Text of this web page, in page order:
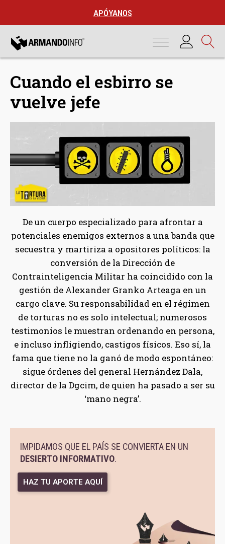
APÓYANOS
Cuando el esbirro se
vuelve jefe
De un cuerpo especializado para afrontar a
potenciales enemigos externos a una banda que
secuestra y martiriza a opositores políticos: la
conversión de la Dirección de
Contrainteligencia Militar ha coincidido con la
gestión de Alexander Granko Arteaga en un
cargo clave. Su responsabilidad en el régimen
de torturas no es solo intelectual; numerosos
testimonios le muestran ordenando en persona,
e incluso infligiendo, castigos físicos. Eso sí, la
fama que tiene no la ganó de modo espontáneo:
sigue órdenes del general Hernández Dala,
director de la Dgcim, de quien ha pasado a ser su
‘mano negra’.
IMPIDAMOS QUE EL PAÍS SE CONVIERTA EN UN
DESIERTO INFORMATIVO.
HAZ TU APORTE AQUÍ